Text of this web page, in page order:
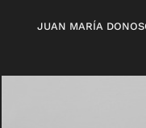
JUAN MARÍA